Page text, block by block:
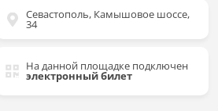
Севастополь, Камышовое шоссе,
34
На данной площадке подключен
электронный билет